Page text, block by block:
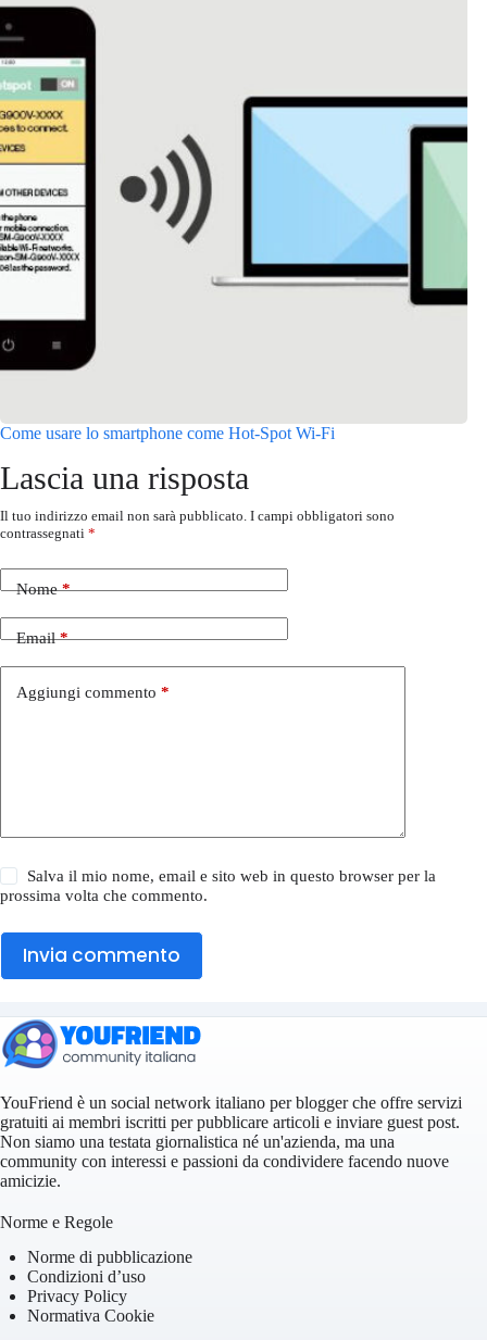
Come usare lo smartphone come Hot-Spot Wi-Fi
Lascia una risposta
Il tuo indirizzo email non sarà pubblicato. I campi obbligatori sono
contrassegnati *
Nome*
Email*
Aggiungi commento *
Salva il mio nome, email e sito web in questo browser per la
prossima volta che commento.
Invia commento
YouFriend è un social network italiano per blogger che offre servizi
gratuiti ai membri iscritti per pubblicare articoli e inviare guest post.
Non siamo una testata giornalistica né un'azienda, ma una
community con interessi e passioni da condividere facendo nuove
amicizie.
Norme e Regole
Norme di pubblicazione
Condizioni d’uso
Privacy Policy
Normativa Cookie